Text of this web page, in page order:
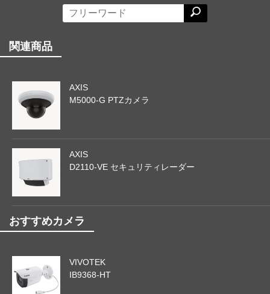
関連商品
AXIS
M5000-G PTZカメラ
AXIS
D2110-VE セキュリティレーダー
おすすめカメラ
VIVOTEK
IB9368-HT